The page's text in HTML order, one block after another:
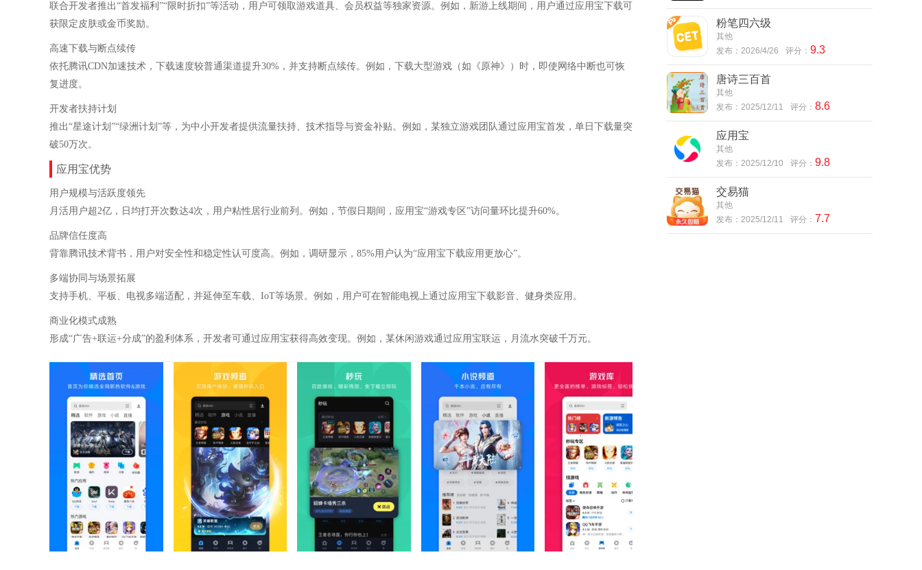
联合开发者推出“首发福利”“限时折扣”等活动，用户可领取游戏道具、会员权益等独家资源。例如，新游上线期间，用户通过应用宝下载可
获限定皮肤或金币奖励。
高速下载与断点续传‌
依托腾讯CDN加速技术，下载速度较普通渠道提升30%，并支持断点续传。例如，下载大型游戏（如《原神》）时，即使网络中断也可恢
复进度。
开发者扶持计划‌
推出“星途计划”“绿洲计划”等，为中小开发者提供流量扶持、技术指导与资金补贴。例如，某独立游戏团队通过应用宝首发，单日下载量突
破50万次。
应用宝优势
‌用户规模与活跃度领先‌
月活用户超2亿，日均打开次数达4次，用户粘性居行业前列。例如，节假日期间，应用宝“游戏专区”访问量环比提升60%。
品牌信任度高‌
背靠腾讯技术背书，用户对安全性和稳定性认可度高。例如，调研显示，85%用户认为“应用宝下载应用更放心”。
多端协同与场景拓展‌
支持手机、平板、电视多端适配，并延伸至车载、IoT等场景。例如，用户可在智能电视上通过应用宝下载影音、健身类应用。
商业化模式成熟‌
形成“广告+联运+分成”的盈利体系，开发者可通过应用宝获得高效变现。例如，某休闲游戏通过应用宝联运，月流水突破千万元。
粉笔四六级
其他
发布：2026/4/26
评分： 9.3
唐诗三百首
其他
发布：2025/12/11
评分： 8.6
应用宝
其他
发布：2025/12/10
评分： 9.8
交易猫
其他
发布：2025/12/11
评分： 7.7